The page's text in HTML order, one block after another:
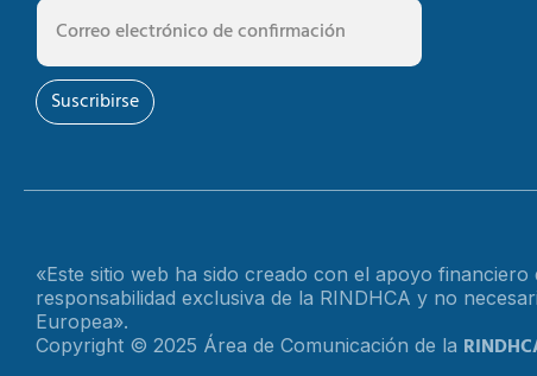
Suscribirse
«Este sitio web ha sido creado con el apoyo
responsabilidad exclusiva de la RINDHCA y no
Europea».
Copyright © 2025 Área de Comunicación de la